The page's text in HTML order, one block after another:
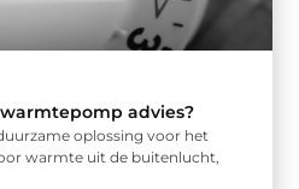
advies?
oplossing voor het
warmte uit de buitenlucht,